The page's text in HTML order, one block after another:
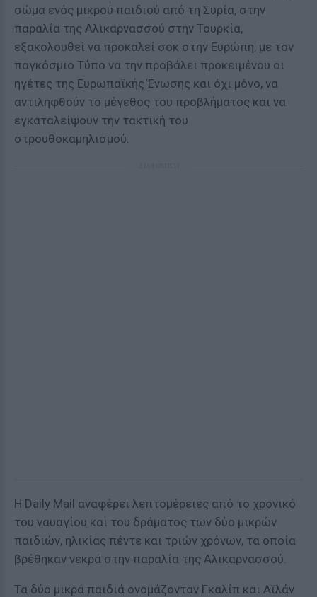
σώμα ενός μικρού παιδιού από τη Συρία, στην
παραλία της Αλικαρνασσού στην Τουρκία,
εξακολουθεί να προκαλεί σοκ στην Ευρώπη, με τον
παγκόσμιο Τύπο να την προβάλει προκειμένου οι
ηγέτες της Ευρωπαϊκής Ένωσης και όχι μόνο, να
αντιληφθούν το μέγεθος του προβλήματος και να
εγκαταλείψουν την τακτική του
στρουθοκαμηλισμού.
Η Daily Mail αναφέρει λεπτομέρειες από το χρονικό
του ναυαγίου και του δράματος των δύο μικρών
παιδιών, ηλικίας πέντε και τριών χρόνων, τα οποία
βρέθηκαν νεκρά στην παραλία της Αλικαρνασσού.
Τα δύο μικρά παιδιά ονομάζονταν Γκαλίπ και Αϊλάν